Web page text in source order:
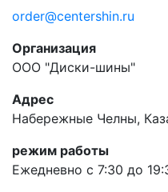
order@centershin.ru
Организация
ООО "Диски-шины"
Адрес
Набережные Челны,
режим работы
Ежедневно с 7:30 до